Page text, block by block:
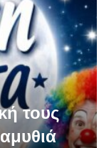
τους